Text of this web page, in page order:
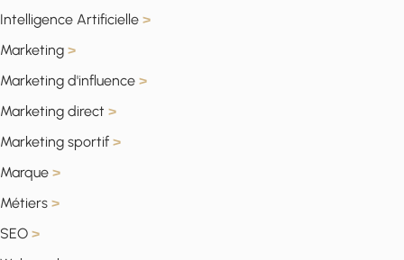
Intelligence Artificielle >
Marketing >
Marketing d'influence >
Marketing direct >
Marketing sportif >
Marque >
Métiers >
SEO >